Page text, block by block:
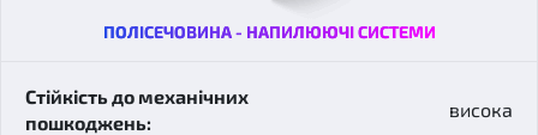
ПОЛІСЕЧОВИНА - НАПИЛЮЮЧІ СИСТЕМИ
висока